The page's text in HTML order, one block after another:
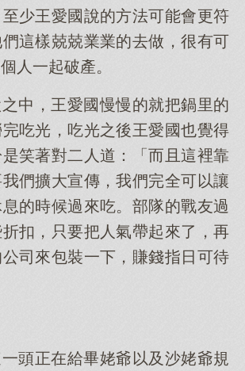
少王愛國說的方法可能會更符
這樣兢兢業業的去做，很有可
人一起破產。
中，王愛國慢慢的就把鍋里的
吃光，吃光之後王愛國也覺得
笑著對二人道：「而且這裡靠
們擴大宣傳，我們完全可以讓
的時候過來吃。部隊的戰友過
扣，只要把人氣帶起來了，再
司來包裝一下，賺錢指日可待
頭正在給畢姥爺以及沙姥爺規